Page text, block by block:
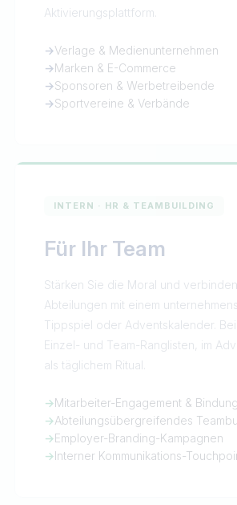
Aktivierungsplattform.
→Verlage & Medienunternehmen
→Marken & E-Commerce
→Sponsoren & Werbetreibende
→Sportvereine & Verbände
INTERN · HR & TEAMBUILDING
Für Ihr Team
Stärken Sie die Moral und
Abteilungen mit einem
Tippspiel oder Adventskalender.
Einzel- und Team-Ranglisten, im
als täglichem Ritual.
→Mitarbeiter-Engagement & Bindung
→Abteilungsübergreifendes
→Employer-Branding-Kampagnen
→Interner Kommunikations-